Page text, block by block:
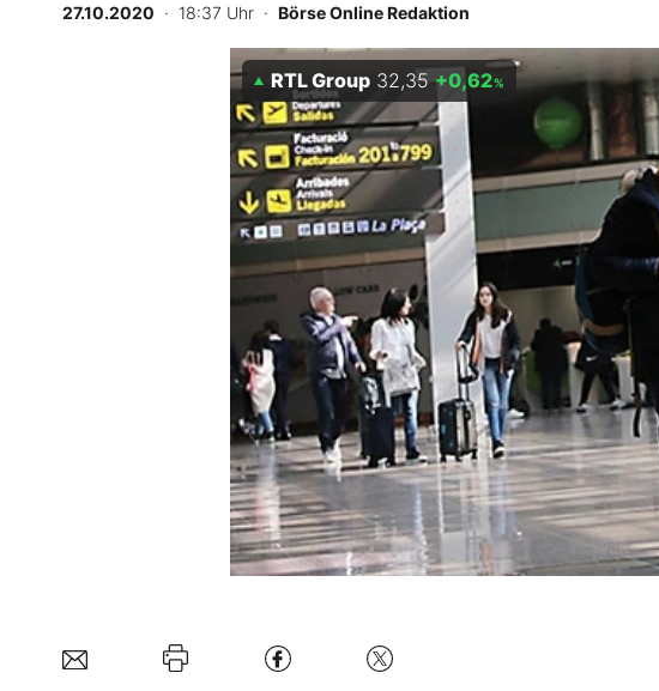
BO-Musterdepots
Experten
Mein B:O
Mein Konto
Kontakt
27.10.2020 · 18:37 Uhr · Börse Online Redaktion
RTL Group 32,35 +0,62%